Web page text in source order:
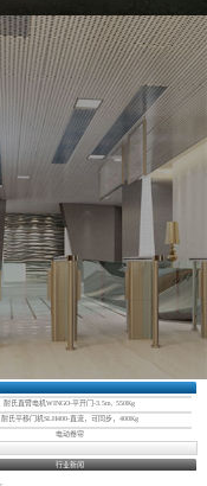
耐氏直臂电机WINGO-平开门-3.5m, 550Kg
耐氏平移门机SLH400-直流，可同步，400Kg
电动卷帘
行业新闻